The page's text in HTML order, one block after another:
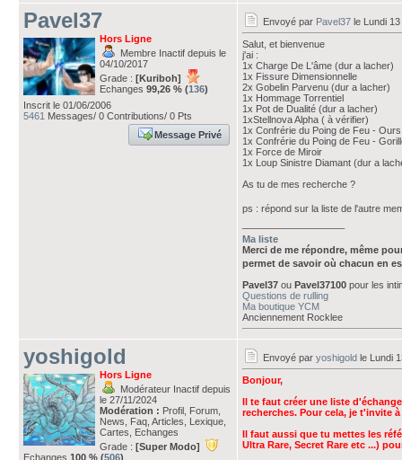
Pavel37
Hors Ligne
Membre Inactif depuis le
04/10/2017
Grade : [Kuriboh]
Echanges 99,26 % (136)
Inscrit le 01/06/2006
5461 Messages/ 0 Contributions/ 0 Pts
Message Privé
Envoyé par Pavel37 le Lundi
Salut, et bienvenue
j'ai :
1x Charge De L'âme (dur a lacher)
1x Fissure Dimensionnelle
2x Gobelin Parvenu (dur a lacher)
1x Hommage Torrentiel
1x Pot de Dualité (dur a lacher)
1xStellnova Alpha ( à vérifier)
1x Confrérie du Poing de Feu -
1x Confrérie du Poing de Feu -
1x Force de Miroir
1x Loup Sinistre Diamant (dur a
As tu de mes recherche ?
ps : répond sur la liste de l'autre
Ma liste
Merci de me répondre, même
permet de savoir où chacun en
Pavel37 ou Pavel37100 pour les
Questions de rulling
Ma boutique YCM
Anciennement Rocklee
yoshigold
Hors Ligne
Modérateur Inactif depuis
le 27/11/2024
Modération : Profil, Forum,
News, Faq, Articles, Lexique,
Cartes, Echanges
Grade : [Super Modo]
Echanges 100 % (506)
Envoyé par yoshigold le Lundi
Bonjour,
Il te faut créer une liste
recherches. Pour cela, je t'invite
Il faut aussi que tu mettes les
Ultra Rare, Secret Rare etc ...)